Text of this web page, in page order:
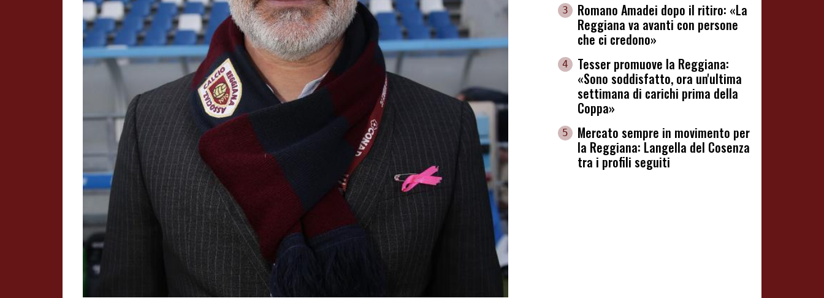
3
Romano Amadei dopo il ritiro: «La
Reggiana va avanti con persone
che ci credono»
4
Tesser promuove la Reggiana:
«Sono soddisfatto, ora un'ultima
settimana di carichi prima della
Coppa»
5
Mercato sempre in movimento per
la Reggiana: Langella del Cosenza
tra i profili seguiti